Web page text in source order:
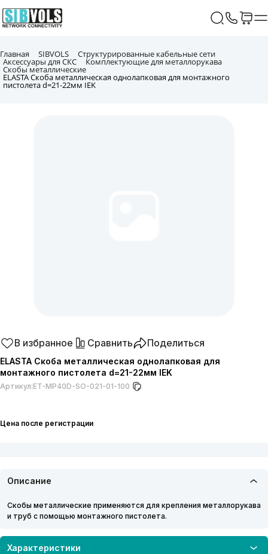
Главная SIBVOLS Структурированные кабельные сети
Аксессуары для СКС Комплектующие для металлорукава
Скобы металлические
ELASTA Скоба металлическая однолапковая для монтажного
пистолета d=21-22мм IEK
В избранное Сравнить Поделиться
ELASTA Скоба металлическая однолапковая для
монтажного пистолета d=21-22мм IEK
Артикул:ET-MP40D-SO-021-01-100
Цена после регистрации
Описание
Скобы металлические применяются для крепления металлорукава
и труб с помощью монтажного пистолета.
Характеристики